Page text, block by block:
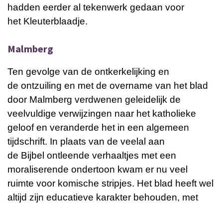
hadden eerder al tekenwerk gedaan voor
het Kleuterblaadje.
Malmberg
Ten gevolge van de ontkerkelijking en
de ontzuiling en met de overname van het blad
door Malmberg verdwenen geleidelijk de
veelvuldige verwijzingen naar het katholieke
geloof en veranderde het in een algemeen
tijdschrift. In plaats van de veelal aan
de Bijbel ontleende verhaaltjes met een
moraliserende ondertoon kwam er nu veel
ruimte voor komische stripjes. Het blad heeft wel
altijd zijn educatieve karakter behouden, met